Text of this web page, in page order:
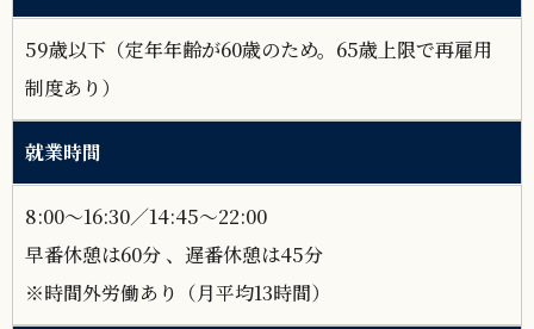
59歳以下（定年年齢が60歳のため。65歳上限で再雇用
制度あり）
就業時間
8:00～16:30／14:45～22:00
早番休憩は60分 、遅番休憩は45分
※時間外労働あり（月平均13時間）